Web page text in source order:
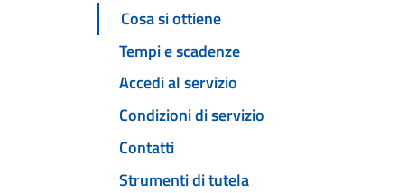
Cosa si ottiene
Tempi e scadenze
Accedi al servizio
Condizioni di servizio
Contatti
Strumenti di tutela